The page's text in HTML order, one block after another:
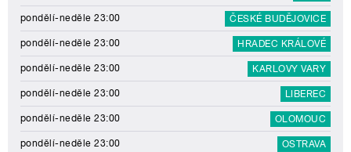
pondělí-neděle 23:00 ČESKÉ BUDĚJOVICE
pondělí-neděle 23:00 HRADEC KRÁLOVÉ
pondělí-neděle 23:00 KARLOVY VARY
pondělí-neděle 23:00 LIBEREC
pondělí-neděle 23:00 OLOMOUC
pondělí-neděle 23:00 OSTRAVA